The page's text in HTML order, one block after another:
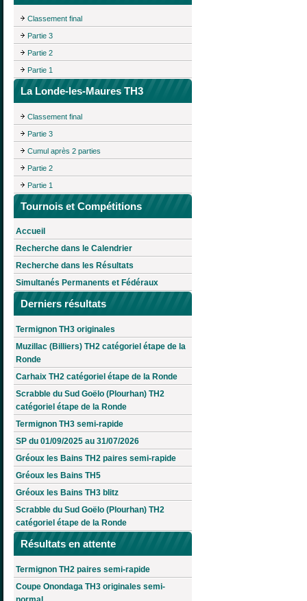
Classement final
Partie 3
Partie 2
Partie 1
La Londe-les-Maures TH3
Classement final
Partie 3
Cumul après 2 parties
Partie 2
Partie 1
Tournois et Compétitions
Accueil
Recherche dans le Calendrier
Recherche dans les Résultats
Simultanés Permanents et Fédéraux
Derniers résultats
Termignon TH3 originales
Muzillac (Billiers) TH2 catégoriel étape de la
Ronde
Carhaix TH2 catégoriel étape de la Ronde
Scrabble du Sud Goëlo (Plourhan) TH2
catégoriel étape de la Ronde
Termignon TH3 semi-rapide
SP du 01/09/2025 au 31/07/2026
Gréoux les Bains TH2 paires semi-rapide
Gréoux les Bains TH5
Gréoux les Bains TH3 blitz
Scrabble du Sud Goëlo (Plourhan) TH2
catégoriel étape de la Ronde
Résultats en attente
Termignon TH2 paires semi-rapide
Coupe Onondaga TH3 originales semi-